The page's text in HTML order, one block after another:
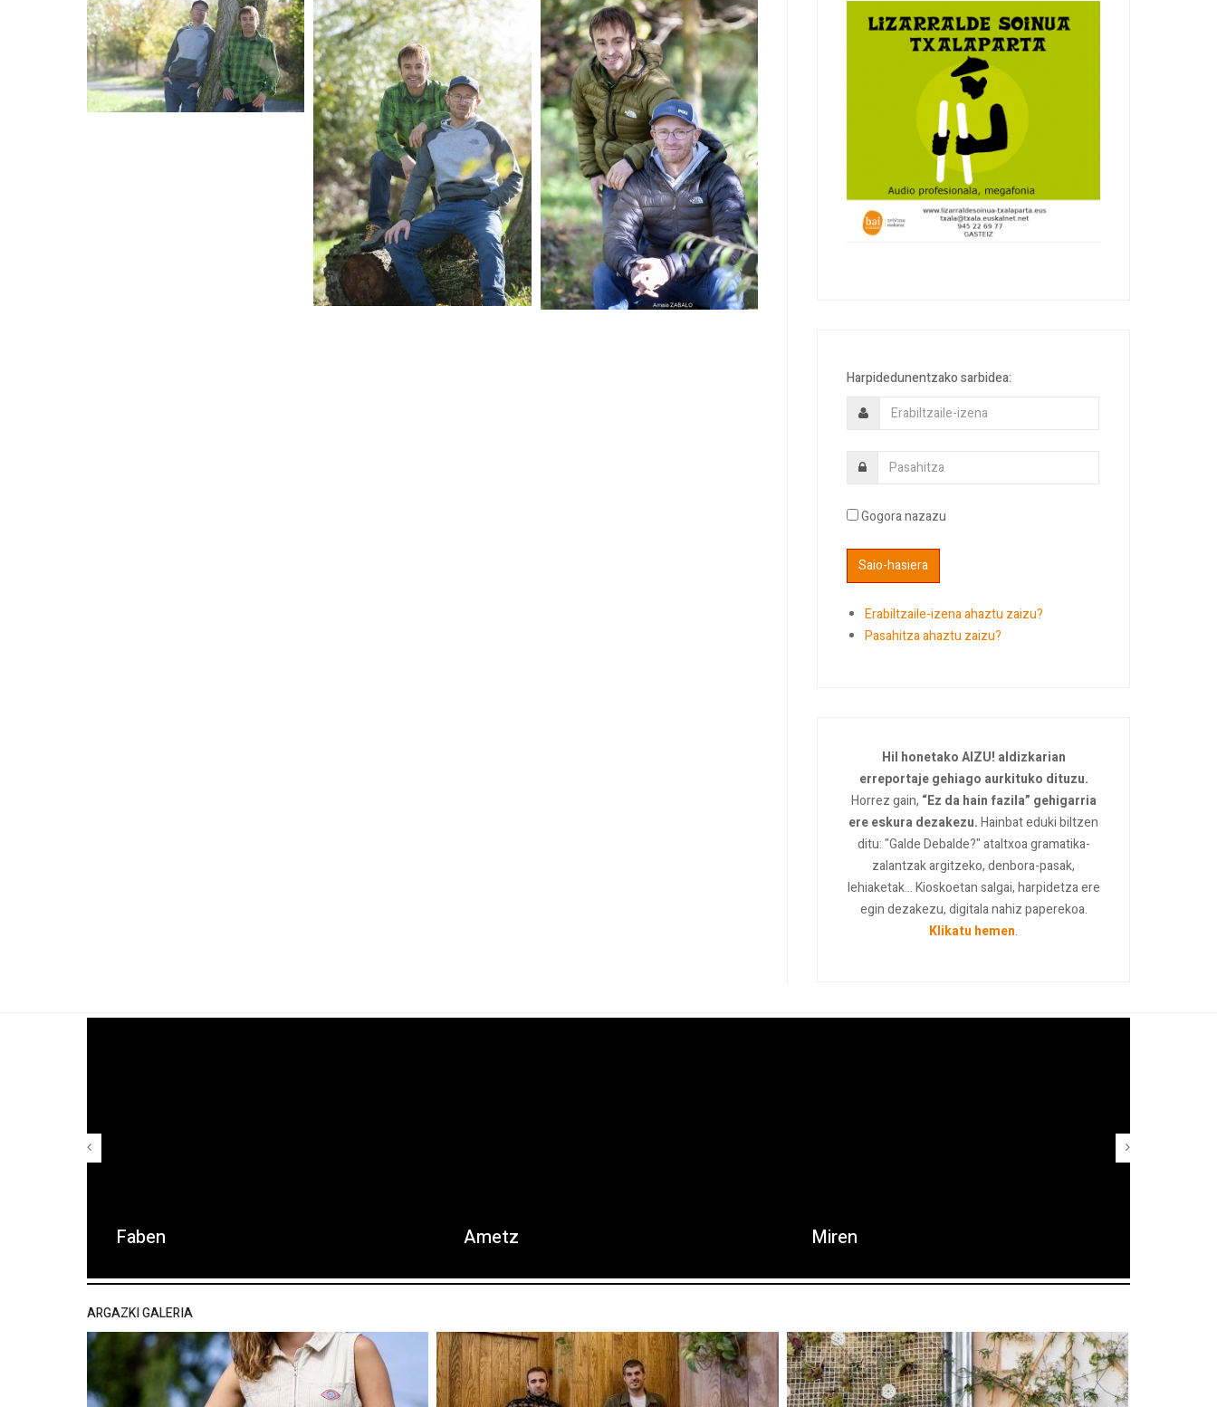
Harpidedunentzako sarbidea:
Gogora nazazu
Erabiltzaile-izena ahaztu zaizu?
Pasahitza ahaztu zaizu?
Hil honetako AIZU! aldizkarian
erreportaje gehiago aurkituko dituzu.
Horrez gain, “Ez da hain fazila” gehigarria
ere eskura dezakezu.Hainbat eduki biltzen
ditu: "Galde Debalde?" ataltxoa gramatika-
zalantzak argitzeko, denbora-pasak,
lehiaketak... Kioskoetan salgai, harpidetza ere
egin dezakezu, digitala nahiz paperekoa.
Klikatu hemen.
Faben Ametz Miren
ARGAZKI GALERIA